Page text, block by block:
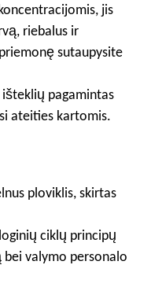
jis
riebalus ir
sutaupysite
pagamintas
ateities kartomis.
ploviklis, skirtas
ciklų principų
valymo personalo